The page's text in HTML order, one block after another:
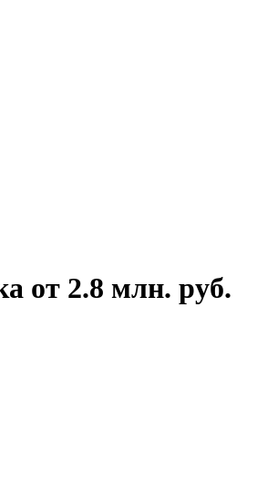
от 2.8 млн. руб.